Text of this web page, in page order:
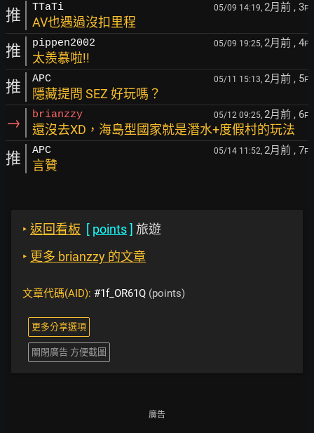
推 TTaTi 05/09 14:19, 2月前 , 3F
AV也遇過沒扣里程
推 pippen2002 05/09 19:25, 2月前 , 4F
太羨慕啦!!
推 APC 05/11 15:13, 2月前 , 5F
隱藏提問 SEZ 好玩嗎？
→ brianzzy 05/12 09:25, 2月前 , 6F
還沒去XD，海島型國家就是潛水+度假村的玩法
推 APC 05/14 11:52, 2月前 , 7F
言贊
‣ 返回看板 [ points] 旅遊
‣ 更多 brianzzy 的文章
文章代碼(AID): #1f_OR61Q (points)
更多分享選項
關閉廣告 方便截圖
廣告